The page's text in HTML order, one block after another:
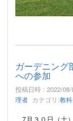
ガーデニン
への参加
投稿日時 : 2022/08/
理者 カテゴリ:教